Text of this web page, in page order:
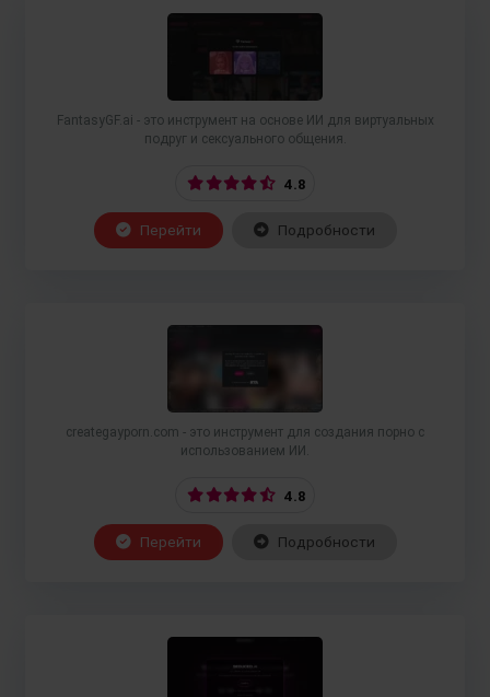
FantasyGF.ai - это инструмент на основе ИИ для виртуальных
подруг и сексуального общения.
4.8
Перейти Подробности
creategayporn.com - это инструмент для создания порно с
использованием ИИ.
4.8
Перейти Подробности